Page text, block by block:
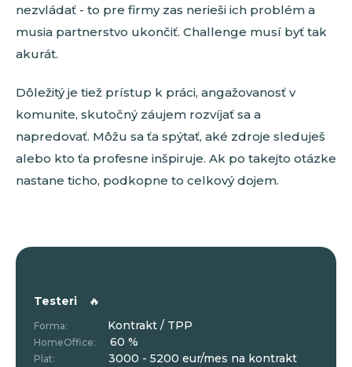
nezvládať - to pre firmy zas nerieši ich problém a
musia partnerstvo ukončiť. Challenge musí byť tak
akurát.
Dôležitý je tiež prístup k práci, angažovanosť v
komunite, skutočný záujem rozvíjať sa a
napredovať. Môžu sa ťa spýtať, aké zdroje sleduješ
alebo kto ťa profesne inšpiruje. Ak po takejto otázke
nastane ticho, podkopne to celkový dojem.
Testeri 🔥
Forma: Kontrakt / TPP
HomeOffice: 60 %
Plat: 3000 - 5200 eur/mes na kontrakt